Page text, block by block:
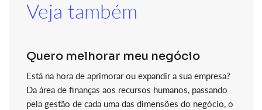
Veja também
Quero melhorar meu negócio
Está na hora de aprimorar ou expandir a sua empresa?
Da área de finanças aos recursos humanos, passando
pela gestão de cada uma das dimensões do negócio, o